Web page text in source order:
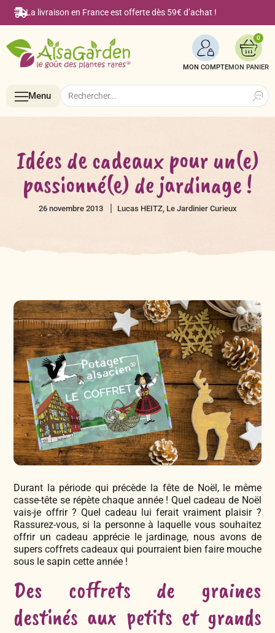
La livraison en France est offerte dès 59€ d’achat !
MON COMPTE
0
Menu
Accueil
Légumes & Potagères
Aromatiques & Comestibles
Fleurs, Prairies, Engrais verts
Accesoires de Jardinage
Coffrets & Idées Cadeaux
Tisanes & Infusions BIO
Faire-part à semer
Jardinage au naturel
Découvertes végétales
Plantes & Gastronomie
Bricolage & Inspirations
Notre philosophie
Ateliers & Evènements
Visitez notre magasin
Maraichers & Revendeurs
Contactez-nous !
Search
for:
Idées de cadeaux pour un(e)
passionné(e) de jardinage !
26 novembre 2013 Lucas HEITZ, Le Jardinier Curieux
Durant la période qui précède la fête de Noël, le même
casse-tête se répète chaque année ! Quel cadeau de Noël
vais-je offrir ? Quel cadeau lui ferait vraiment plaisir ?
Rassurez-vous, si la personne à laquelle vous souhaitez
offrir un cadeau apprécie le jardinage, nous avons de
supers coffrets cadeaux qui pourraient bien faire mouche
sous le sapin cette année !
Des coffrets de graines
destinés aux petits et grands